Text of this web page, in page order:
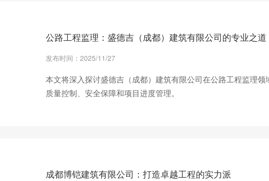
公路工程监理：盛德吉（成都）建筑有限公司的专业之道
发布时间：2025/11/27
本文将深入探讨盛德吉（成都）建筑有限公司在公路工程监理
质量控制、安全保障和项目进度管理。
成都博铠建筑有限公司：打造卓越工程的实力派